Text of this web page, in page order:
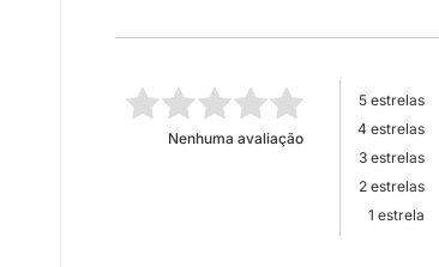
Nenhuma avaliação
5 estrelas
4 estrelas
3 estrelas
2 estrelas
1 estrela